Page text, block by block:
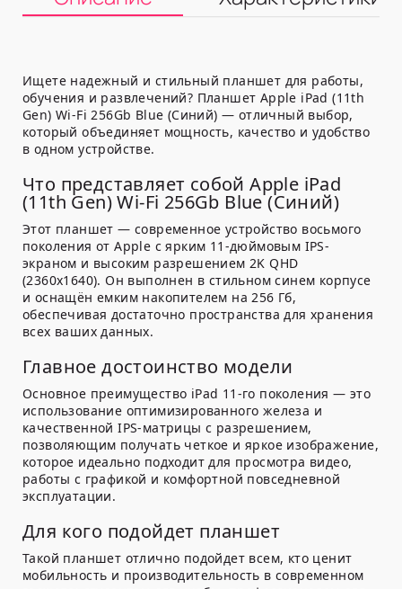
Ищете надежный и стильный планшет для работы,
обучения и развлечений? Планшет Apple iPad (11th
Gen) Wi-Fi 256Gb Blue (Синий) — отличный выбор,
который объединяет мощность, качество и удобство
в одном устройстве.
Что представляет собой Apple iPad
(11th Gen) Wi-Fi 256Gb Blue (Синий)
Этот планшет — современное устройство восьмого
поколения от Apple с ярким 11-дюймовым IPS-
экраном и высоким разрешением 2K QHD
(2360x1640). Он выполнен в стильном синем корпусе
и оснащён емким накопителем на 256 Гб,
обеспечивая достаточно пространства для хранения
всех ваших данных.
Главное достоинство модели
Основное преимущество iPad 11-го поколения — это
использование оптимизированного железа и
качественной IPS-матрицы с разрешением,
позволяющим получать четкое и яркое изображение,
которое идеально подходит для просмотра видео,
работы с графикой и комфортной повседневной
эксплуатации.
Для кого подойдет планшет
Такой планшет отлично подойдет всем, кто ценит
мобильность и производительность в современном